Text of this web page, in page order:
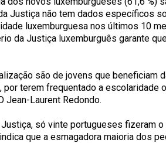
Justiça não tem dados específicos
luxemburguesa nos últimos 10
da Justiça luxemburguês garante
são de jovens que beneficiam
terem frequentado a escolaridade
Jean-Laurent Redondo.
só vinte portugueses fizeram
que a esmagadora maioria dos